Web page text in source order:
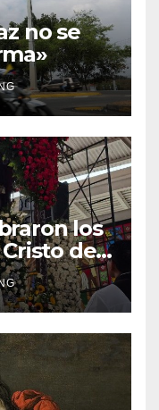
no se
los
de